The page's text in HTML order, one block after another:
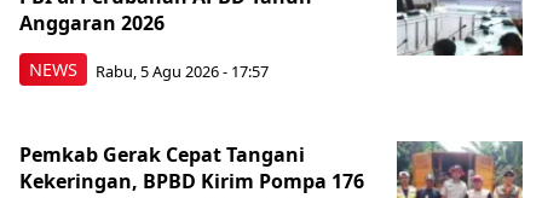
NEWS
Anggaran 2026
Rabu, 5 Agu 2026 - 17:57
Pemkab Gerak Cepat Tangani
Kekeringan, BPBD Kirim Pompa 176